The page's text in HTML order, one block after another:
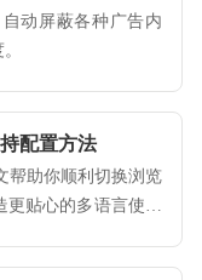
动屏蔽各种广告内
配置方法
帮助你顺利切换浏览
贴心的多语言使用